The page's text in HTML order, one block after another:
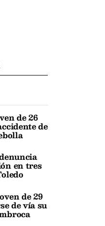
de 26
de
en tres
de 29
de vía su